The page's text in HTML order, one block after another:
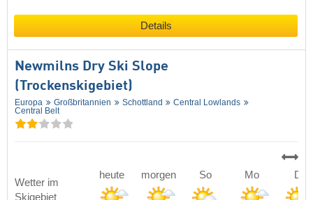
Details
Newmilns Dry Ski Slope
(Trockenskigebiet)
Europa Großbritannien Schottland
Central Lowlands
Central Belt
Wetter im
Skigebiet
heute morgen So Mo Di